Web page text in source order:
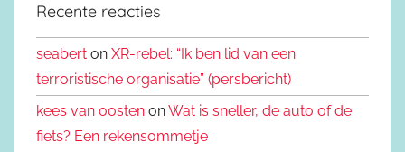
Recente reacties
seabert on XR-rebel: “Ik ben lid van een
terroristische organisatie” (persbericht)
kees van oosten onWat is sneller, de auto of de
fiets? Een rekensommetje